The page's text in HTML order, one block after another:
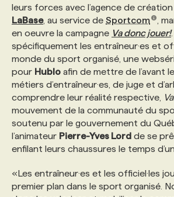
leurs forces avec l’agence de
LaBase, au service de Sportcom
,
en oeuvre la campagne Va donc jouer!
spécifiquement les entraîneur·es et
monde du sport organisé, une
pour Hublo afin de mettre de l’avant
métiers d’entraîneur·es, de juge et
comprendre leur réalité respective,
mouvement de la communauté du
soutenu par le gouvernement du
l’animateur Pierre-Yves Lord de se
enfilant leurs chaussures le temps
«Les entraîneur·es et les officiel·les
premier plan dans le sport organisé.